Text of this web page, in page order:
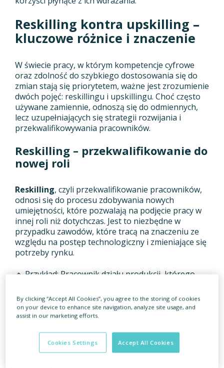
Reskilling kontra upskilling –
kluczowe różnice i znaczenie
W świecie pracy, w którym kompetencje cyfrowe
oraz zdolność do szybkiego dostosowania się do
zmian stają się priorytetem, ważne jest zrozumienie
dwóch pojęć: reskillingu i upskillingu. Choć często
używane zamiennie, odnoszą się do odmiennych,
lecz uzupełniających się strategii rozwijania i
przekwalifikowywania pracowników.
Reskilling – przekwalifikowanie do
nowej roli
Reskilling, czyli przekwalifikowanie pracowników,
odnosi się do procesu zdobywania nowych
umiejętności, które pozwalają na podjęcie pracy w
innej roli niż dotychczas. Jest to niezbędne w
przypadku zawodów, które tracą na znaczeniu ze
względu na postęp technologiczny i zmieniające się
potrzeby rynku.
🔹 Przykład: Pracownik działu produkcji, którego
przejść proces reskillingu, zdobywając kwalifikacje
w zakresie programowania i obsługi robotów
przemysłowych.
Kiedy stosować reskilling?
By clicking “Accept All Cookies”, you agree to the storing of cookies
on your device to enhance site navigation, analyze site usage, and
assist in our marketing efforts.
Accept All Cookies
Cookies Settings